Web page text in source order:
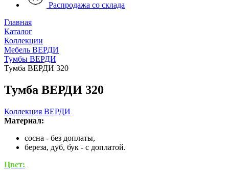
Распродажа со склада
Главная
Каталог
Коллекции
Мебель ВЕРДИ
Тумбы ВЕРДИ
Тумба ВЕРДИ 320
Тумба ВЕРДИ 320
Коллекция ВЕРДИ
Материал:
сосна - без доплаты,
береза, дуб, бук - с доплатой.
Цвет: